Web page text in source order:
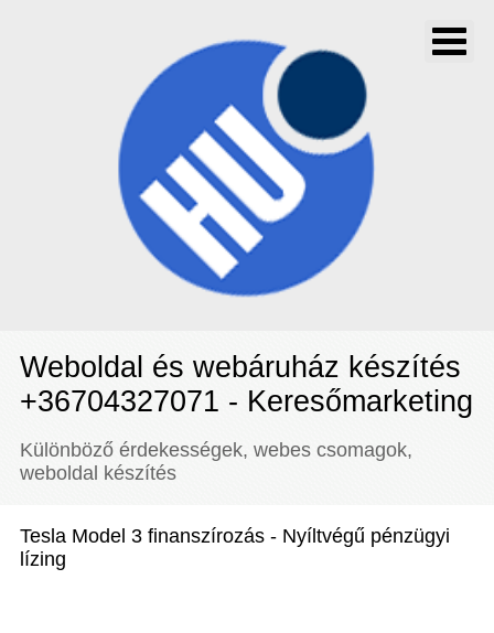
Weboldal és webáruház készítés
+36704327071 - Keresőmarketing
Különböző érdekességek, webes csomagok,
weboldal készítés
Tesla Model 3 finanszírozás - Nyíltvégű pénzügyi
lízing